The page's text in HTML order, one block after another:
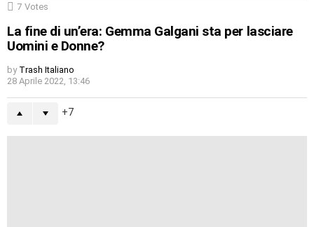
7 Votes
La fine di un’era: Gemma Galgani sta per lasciare
Uomini e Donne?
by Trash Italiano
28 Aprile 2022, 13:46
7